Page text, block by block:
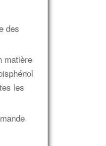
des
matière
les